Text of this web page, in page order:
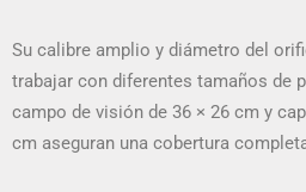
Su calibre amplio y diámetro del
trabajar con diferentes tamaños de
campo de visión de 36 × 26 cm y
cm aseguran una cobertura